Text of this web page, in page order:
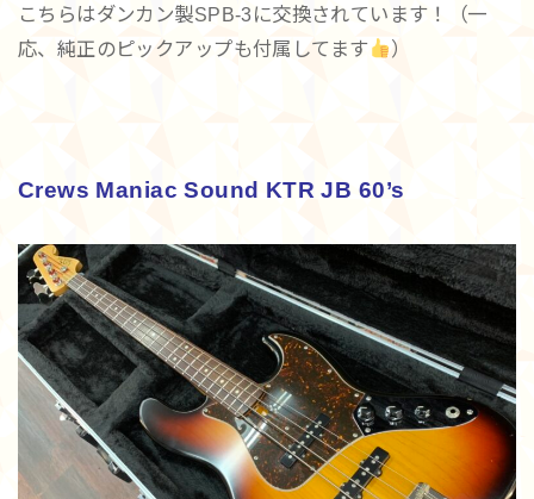
こちらはダンカン製SPB-3に交換されています！（一
応、純正のピックアップも付属してます
）
Crews Maniac Sound KTR JB 60’s